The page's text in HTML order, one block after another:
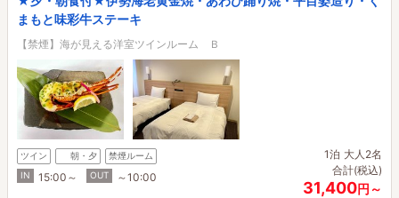
まもと味彩牛ステーキ
【禁煙】海が見える洋室ツインルーム Ｂ
ツイン 朝・夕
禁煙ルーム
IN
15:00～ OUT ～10:00
1泊 大人2名
合計(税込)
31,400円～